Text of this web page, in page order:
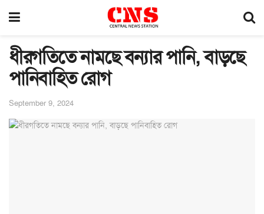
ধীরগতিতে নামছে বন্যার পানি, বাড়ছে
পানিবাহিত রোগ
September 9, 2024